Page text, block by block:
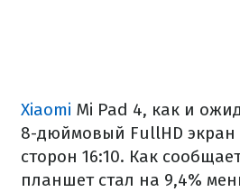
Xiaomi Mi Pad 4, как и
8-дюймовый FullHD
сторон 16:10. Как
планшет стал на 9,4%